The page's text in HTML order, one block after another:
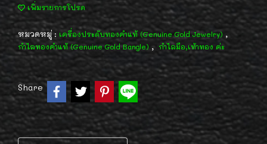
เพิ่มรายการโปรด
หมวดหมู่ : เครื่องประดับทองคำแท้ (Genuine Gold Jewelry) ,
กำไลทองคำแท้ (Genuine Gold Bangle) , กำไลมือ,เท้าทอง ค่ะ
Share